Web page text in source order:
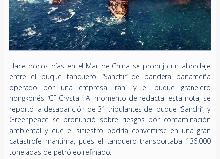
Hace pocos días en el Mar de China se produjo un abordaje
entre el buque tanquero
“Sanchi”de bandera panameña
operado por una empresa iraní y el buque granelero
hongkonés “CF Crystal”. Al momento de redactar esta nota, se
reportó la desaparición de 31 tripulantes del buque “Sanchi”, y
Greenpeace se pronunció sobre riesgos por contaminación
ambiental y que el siniestro podría convertirse en una gran
catástrofe marítima, pues el tanquero transportaba 136.000
toneladas de petróleo refinado.